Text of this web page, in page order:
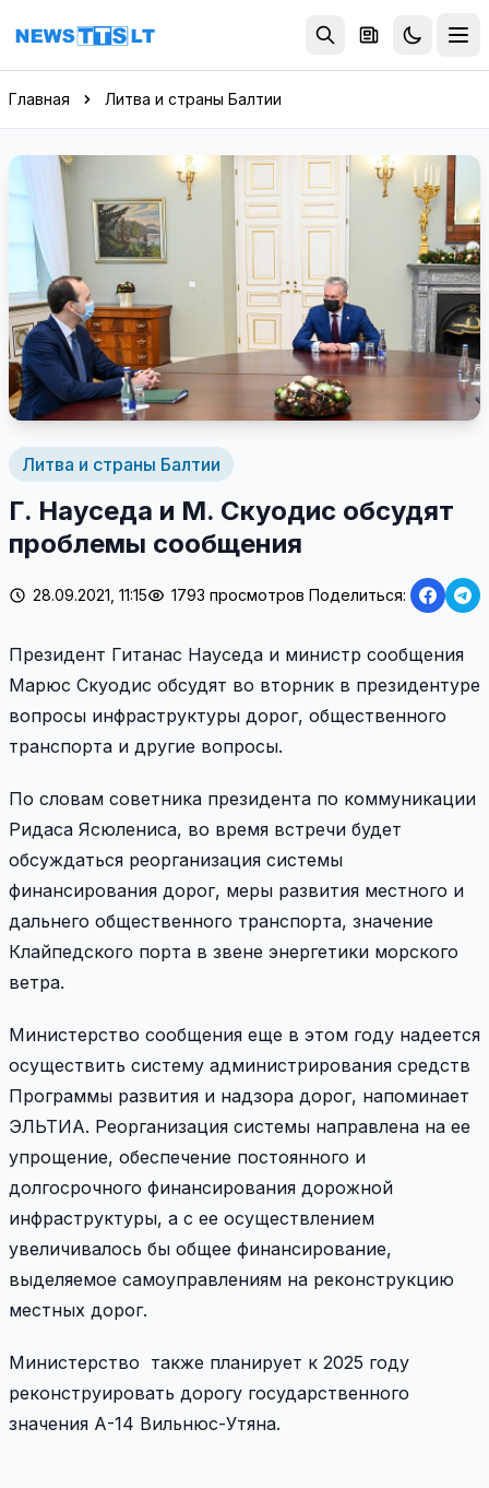
Перейти к содержимому
Главная Литва и страны Балтии
Литва и страны Балтии
Г. Науседа и М. Скуодис обсудят
проблемы сообщения
28.09.2021, 11:15 1793 просмотров Поделиться:
Президент Гитанас Науседа и министр сообщения
Марюс Скуодис обсудят во вторник в президентуре
вопросы инфраструктуры дорог, общественного
транспорта и другие вопросы.
По словам советника президента по коммуникации
Ридаса Ясюлениса, во время встречи будет
обсуждаться реорганизация системы
финансирования дорог, меры развития местного и
дальнего общественного транспорта, значение
Клайпедского порта в звене энергетики морского
ветра.
Министерство сообщения еще в этом году надеется
осуществить систему администрирования средств
Программы развития и надзора дорог, напоминает
ЭЛЬТИА. Реорганизация системы направлена на ее
упрощение, обеспечение постоянного и
долгосрочного финансирования дорожной
инфраструктуры, а с ее осуществлением
увеличивалось бы общее финансирование,
выделяемое самоуправлениям на реконструкцию
местных дорог.
Министерство также планирует к 2025 году
реконструировать дорогу государственного
значения А-14 Вильнюс-Утяна.